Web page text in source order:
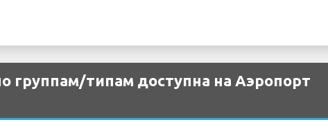
группам/типам доступна на Аэропорт